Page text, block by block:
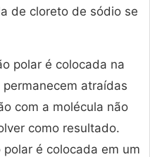
de cloreto de sódio se
polar é colocada na
atraídas
com a molécula não
como resultado.
é colocada em um